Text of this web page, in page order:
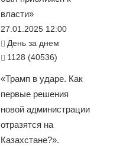
власти»
27.01.2025 12:00
День за днем
1128 (40536)
«Трамп в ударе. Как
первые решения
новой администрации
отразятся на
Казахстане?».